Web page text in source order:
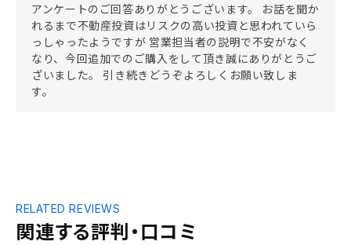
アンケートのご回答ありがとうございます。 お話を聞か
れるまで不動産投資はリスクの高い投資と思われていら
っしゃったようですが 営業担当者の説明で不安がなく
なり、今回追加でのご購入をして頂き誠にありがとうご
ざいました。 引き続きどうぞよろしくお願い致しま
す。
関連する評判・口コミ
RELATED REVIEWS